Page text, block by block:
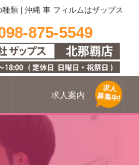
種類 沖縄 車 フィルムはザップス
875-5549
求人案内